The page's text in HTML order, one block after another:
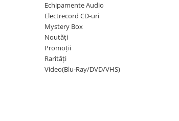
Echipamente Audio
Electrecord CD-uri
Mystery Box
Noutăți
Promoții
Rarități
Video(Blu-Ray/DVD/VHS)